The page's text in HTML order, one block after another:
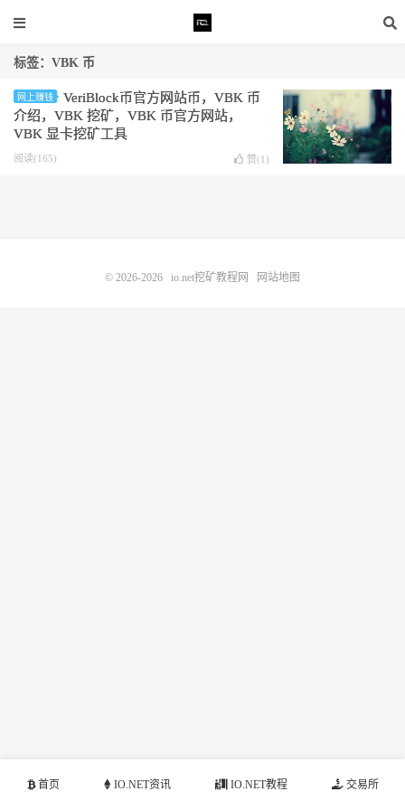
标签：VBK 币
网上赚钱
VeriBlock币官方网站 币，VBK 币
介绍，VBK 挖矿，VBK 币官方网站，
VBK 显卡挖矿工具
阅读(165) 赞(1 )
首页 IO.NET资讯 IO.NET教程 交易所
© 2026-2026 io.net挖矿教程网 网站地图